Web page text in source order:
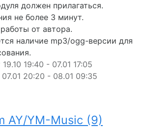
должен прилагаться.
не более 3 минут.
от автора.
наличие mp3/ogg-версии для
19.10 19:40 - 07.01 17:05
07.01 20:20 - 08.01 09:35
AY/YM-Music (9)